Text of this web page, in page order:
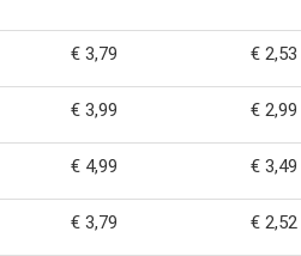
€ 3,79 € 2,53
€ 3,99 € 2,99
€ 4,99 € 3,49
€ 3,79 € 2,52